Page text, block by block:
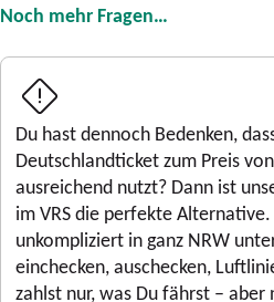
Noch mehr Fragen…
Du hast dennoch Bedenken,
Deutschlandticket zum Preis
ausreichend nutzt? Dann ist
im VRS die perfekte
unkompliziert in ganz NRW
einchecken, auschecken,
zahlst nur, was Du fährst –